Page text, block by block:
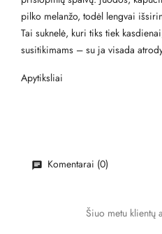
pilko melanžo, todėl lengvai
Tai suknelė, kuri tiks tiek
susitikimams – su ja visada
Apytiksliai
Komentarai (0)
Šiuo metu klientų